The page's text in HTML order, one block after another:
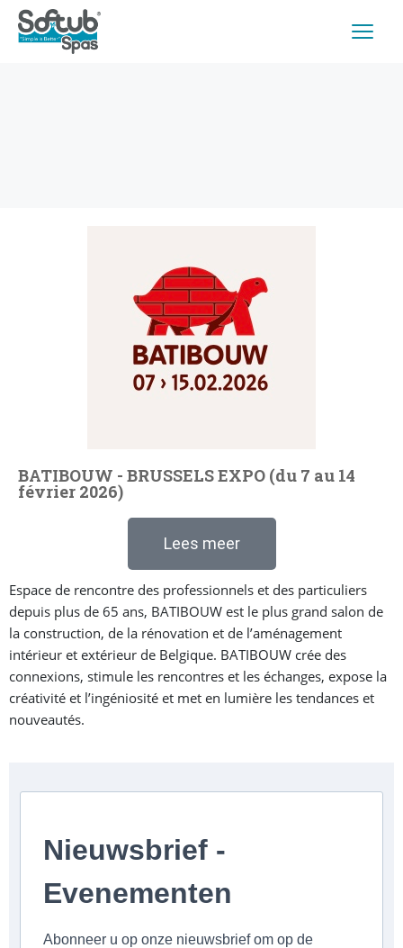
BATIBOUW - BRUSSELS EXPO (du 7 au 14
février 2026)
Lees meer
Espace de rencontre des professionnels et des particuliers
depuis plus de 65 ans, BATIBOUW est le plus grand salon de
la construction, de la rénovation et de l’aménagement
intérieur et extérieur de Belgique. BATIBOUW crée des
connexions, stimule les rencontres et les échanges, expose la
créativité et l’ingéniosité et met en lumière les tendances et
nouveautés.
Nieuwsbrief -
Evenementen
Abonneer u op onze nieuwsbrief om op de